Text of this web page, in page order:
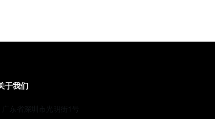
于我们
广东省深圳市光明街1号